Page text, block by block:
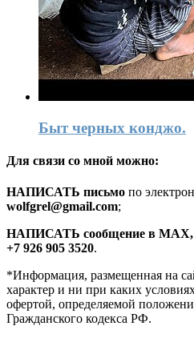
Быт черных конджо.
Для связи со мной можно:
HАПИСАТЬ письмо по
wolfgrel@gmail.com;
HАПИСАТЬ сообщение в MAX,
+7 926 905 3520.
*Информация, размещенная на
характер и ни при каких
офертой, определяемой
Гражданского кодекса РФ.